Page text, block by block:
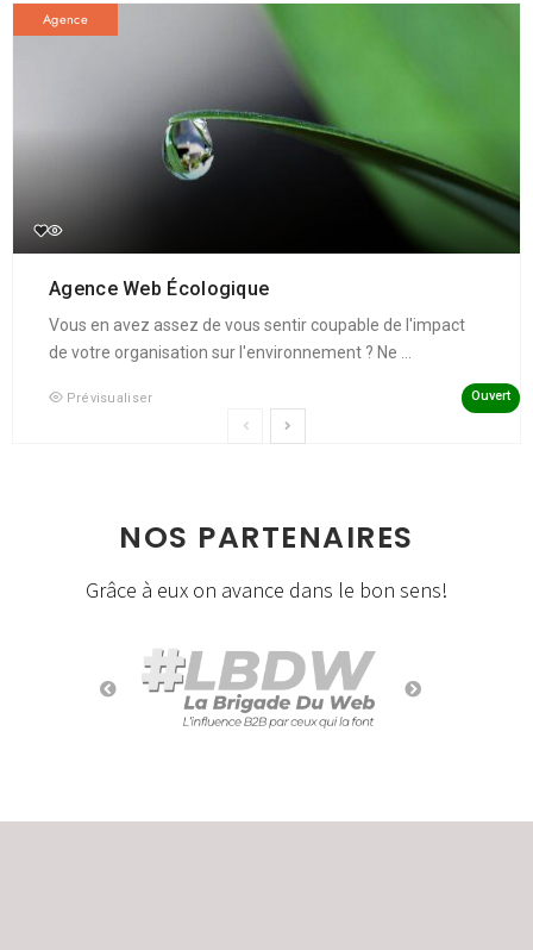
Agence
Agence Web Écologique
Vous en avez assez de vous sentir coupable de l'impact
de votre organisation sur l'environnement ? Ne ...
Prévisualiser Ouvert
NOS PARTENAIRES
Grâce à eux on avance dans le bon sens!